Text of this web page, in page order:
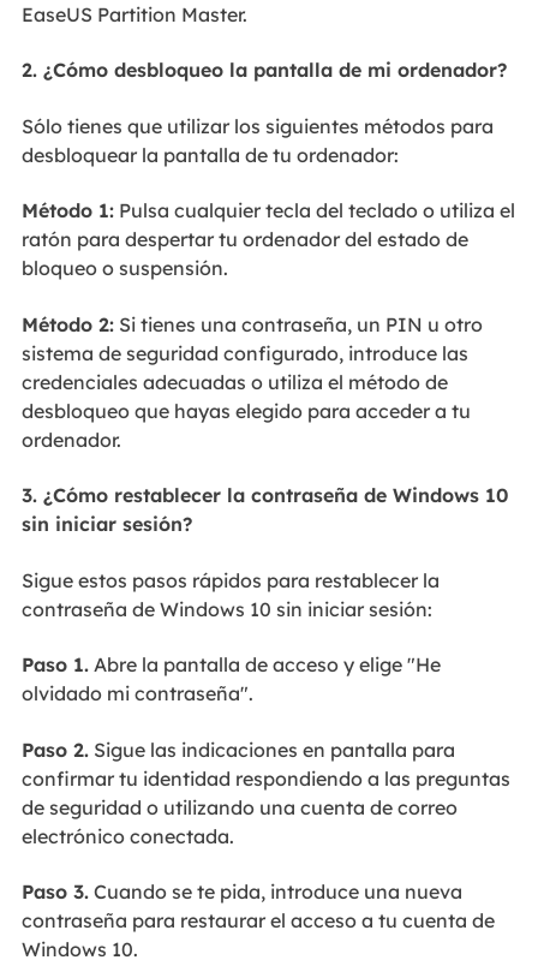
EaseUS Partition Master.
2. ¿Cómo desbloqueo la pantalla de mi ordenador?
Sólo tienes que utilizar los siguientes métodos para
desbloquear la pantalla de tu ordenador:
Método 1:Pulsa cualquier tecla del teclado o utiliza el
ratón para despertar tu ordenador del estado de
bloqueo o suspensión.
Método 2:Si tienes una contraseña, un PIN u otro
sistema de seguridad configurado, introduce las
credenciales adecuadas o utiliza el método de
desbloqueo que hayas elegido para acceder a tu
ordenador.
3. ¿Cómo restablecer la contraseña de Windows 10
sin iniciar sesión?
Sigue estos pasos rápidos para restablecer la
contraseña de Windows 10 sin iniciar sesión:
Paso 1.Abre la pantalla de acceso y elige "He
olvidado mi contraseña".
Paso 2.Sigue las indicaciones en pantalla para
confirmar tu identidad respondiendo a las preguntas
de seguridad o utilizando una cuenta de correo
electrónico conectada.
Paso 3.Cuando se te pida, introduce una nueva
contraseña para restaurar el acceso a tu cuenta de
Windows 10.